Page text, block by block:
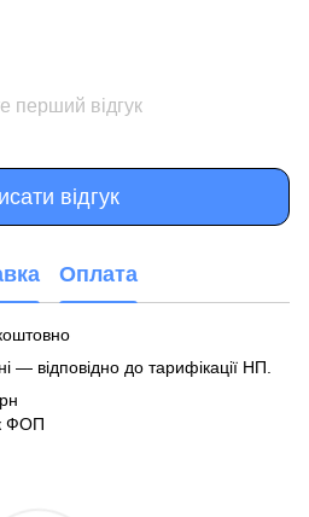
перший відгук
відгук
Оплата
відповідно до тарифікації НП.
ФОП